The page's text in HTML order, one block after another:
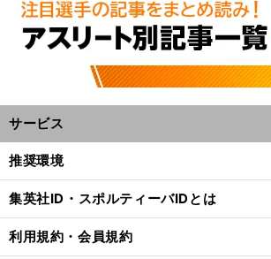
サービス
推奨環境
集英社ID・スポルティーバIDとは
利用規約・会員規約